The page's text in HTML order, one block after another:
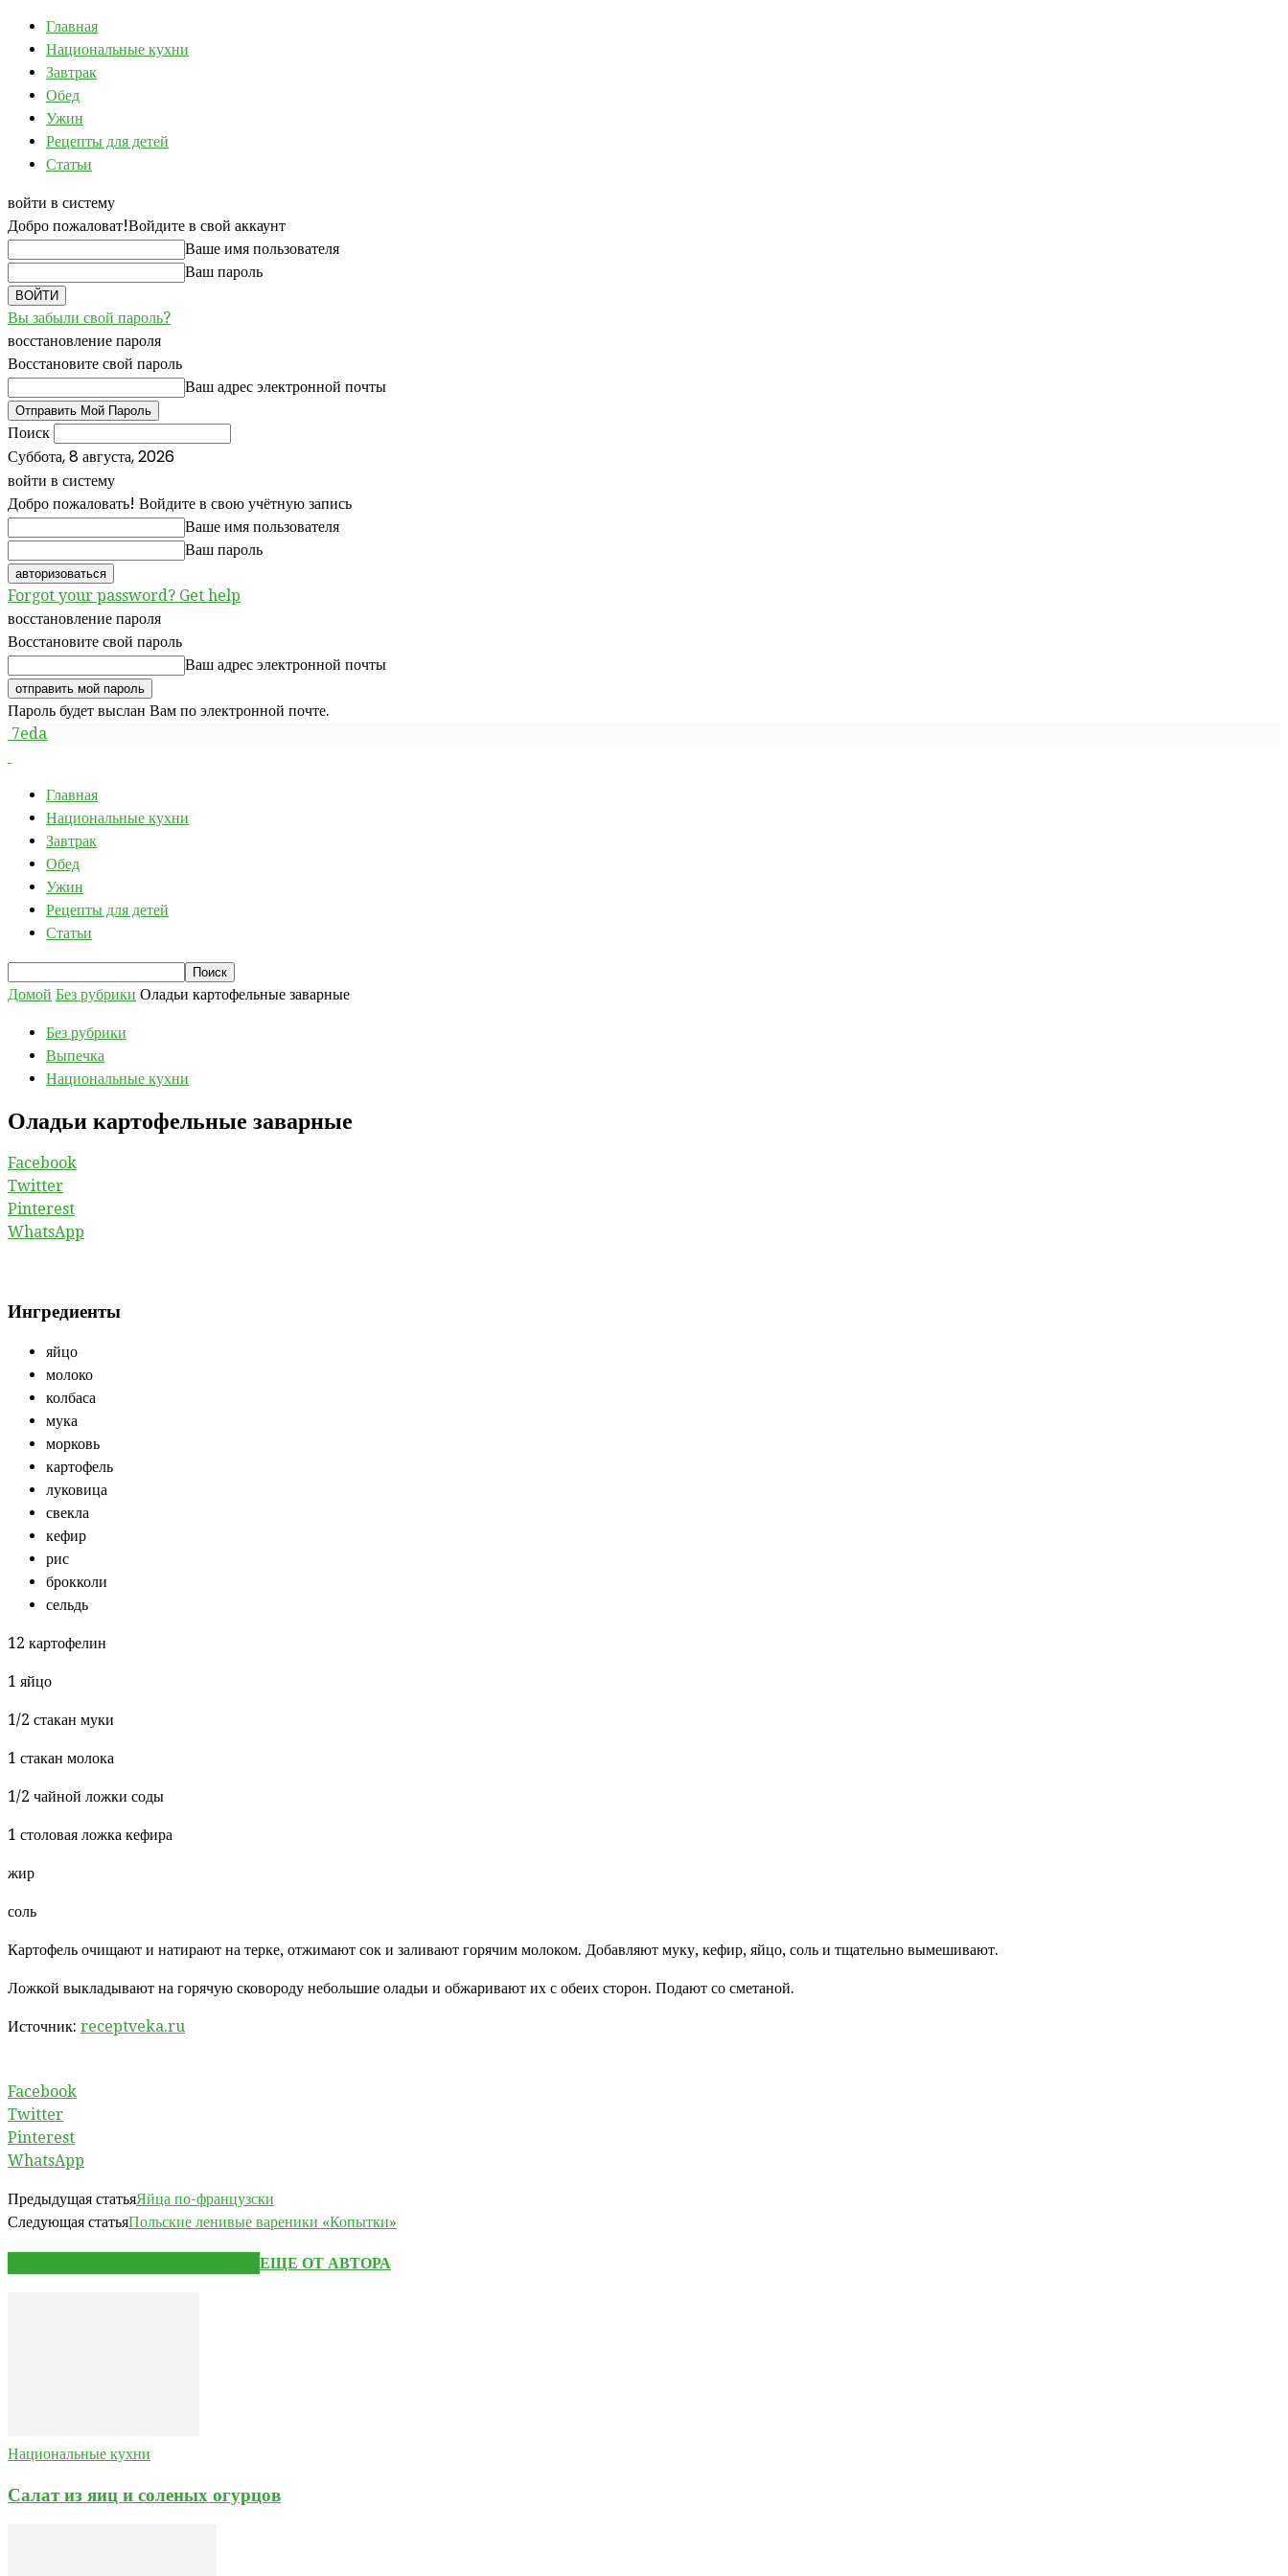
Главная
Национальные кухни
Завтрак
Обед
Ужин
Рецепты для детей
Статьи
войти в систему
Добро пожаловат!Войдите в свой аккаунт
Ваше имя пользователя
Ваш пароль
Вы забыли свой пароль?
восстановление пароля
Восстановите свой пароль
Ваш адрес электронной почты
Поиск
Суббота, 8 августа, 2026
войти в систему
Добро пожаловать! Войдите в свою учётную запись
Ваше имя пользователя
Ваш пароль
Forgot your password? Get help
восстановление пароля
Восстановите свой пароль
Ваш адрес электронной почты
Пароль будет выслан Вам по электронной почте.
7eda
Главная
Национальные кухни
Завтрак
Обед
Ужин
Рецепты для детей
Статьи
Домой Без рубрики Оладьи картофельные заварные
Без рубрики
Выпечка
Национальные кухни
Оладьи картофельные заварные
Facebook
Twitter
Pinterest
WhatsApp
Ингредиенты
яйцо
молоко
колбаса
мука
морковь
картофель
луковица
свекла
кефир
рис
брокколи
сельдь
12 картофелин
1 яйцо
1/2 стакан муки
1 стакан молока
1/2 чайной ложки соды
1 столовая ложка кефира
жир
соль
Картофель очищают и натирают на терке, отжимают сок и заливают горячим молоком. Добавляют муку, кефир, яйцо, соль и тщательно вымешивают.
Ложкой выкладывают на горячую сковороду небольшие оладьи и обжаривают их с обеих сторон. Подают со сметаной.
Источник: receptveka.ru
Facebook
Twitter
Pinterest
WhatsApp
Предыдущая статьяЯйца по-французски
Следующая статьяПольские ленивые вареники «Копытки»
ЕЩЕ ОТ АВТОРА
Национальные кухни
Салат из яиц и соленых огурцов